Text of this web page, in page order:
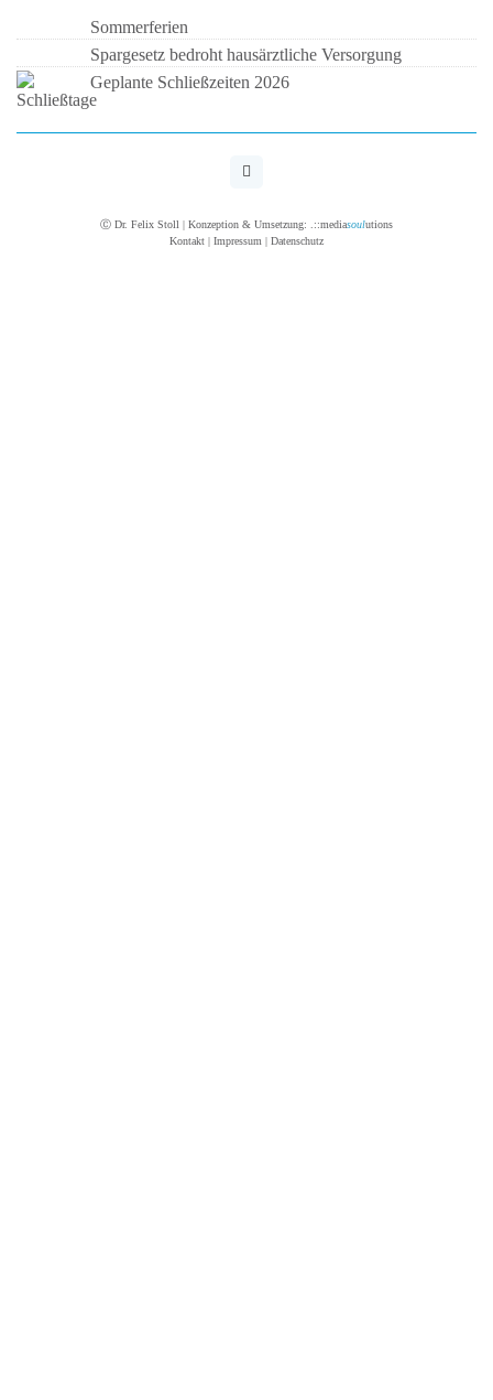
Sommerferien
Spargesetz bedroht hausärztliche Versorgung
Geplante Schließzeiten 2026
Ⓒ Dr. Felix Stoll | Konzeption & Umsetzung: .::mediasoulutions
Kontakt | Impressum | Datenschutz